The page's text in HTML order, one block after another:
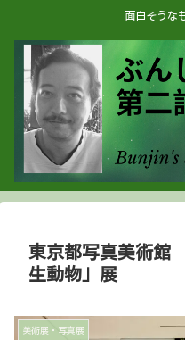
面白そうな
東京都写真美術館
生動物」展
美術展・写真展